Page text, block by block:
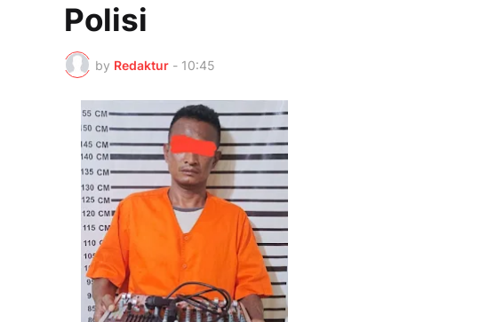
Polisi
by Redaktur - 10:45